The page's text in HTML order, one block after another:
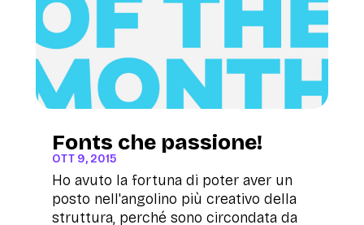
Fonts che passione!
OTT 9, 2015
Ho avuto la fortuna di poter aver un
posto nell'angolino più creativo della
struttura, perché sono circondata da